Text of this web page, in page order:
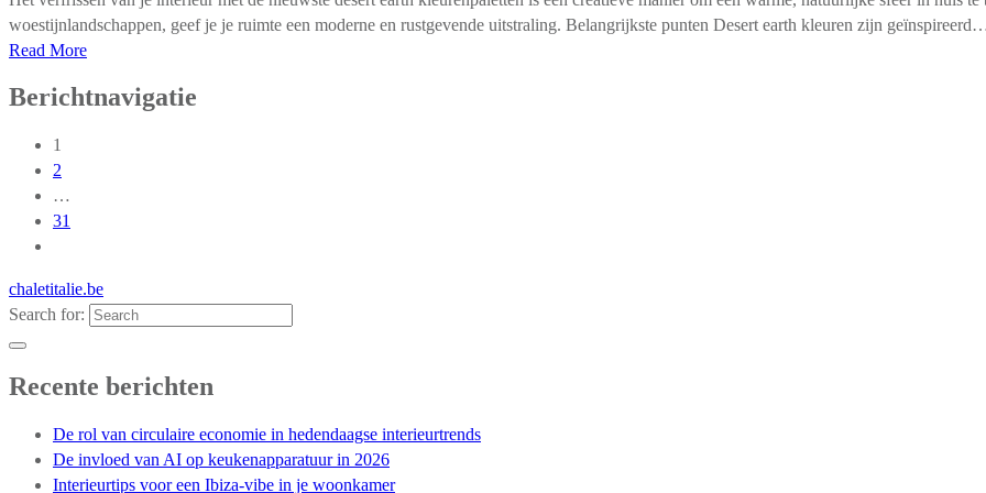
woestijnlandschappen, geef je je ruimte een moderne en rustgevende uitstraling. Belangrijkste punten Desert earth kleuren zijn
Read More
Berichtnavigatie
1
2
…
31
chaletitalie.be
Search for:
Recente berichten
De rol van circulaire economie in hedendaagse interieurtrends
De invloed van AI op keukenapparatuur in 2026
Interieurtips voor een Ibiza-vibe in je woonkamer